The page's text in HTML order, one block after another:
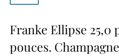
Franke Ellipse 25,0
pouces.